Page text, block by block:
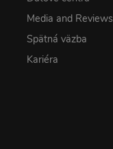
Media and Reviews
Spätná väzba
Kariéra